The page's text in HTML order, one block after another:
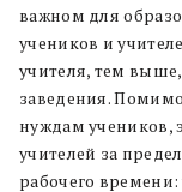
важном для
учеников и
учителя, тем
заведения.
нуждам учеников,
учителей за
рабочего